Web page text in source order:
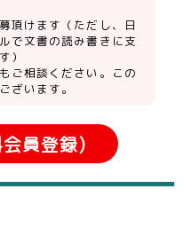
頂けます（ただし、日
で文書の読み書きに支
）
ご相談ください。この
ざいます。
員登録)